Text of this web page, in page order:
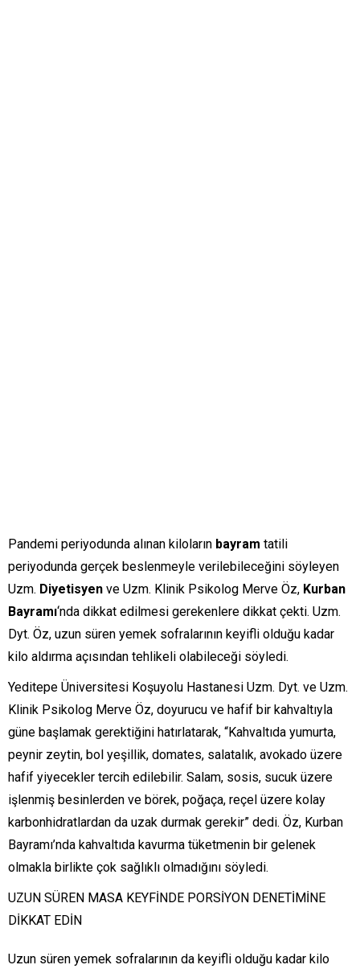
Pandemi periyodunda alınan kiloların bayram tatili
periyodunda gerçek beslenmeyle verilebileceğini söyleyen
Uzm. Diyetisyen ve Uzm. Klinik Psikolog Merve Öz, Kurban
Bayramı‘nda dikkat edilmesi gerekenlere dikkat çekti. Uzm.
Dyt. Öz, uzun süren yemek sofralarının keyifli olduğu kadar
kilo aldırma açısından tehlikeli olabileceği söyledi.
Yeditepe Üniversitesi Koşuyolu Hastanesi Uzm. Dyt. ve Uzm.
Klinik Psikolog Merve Öz, doyurucu ve hafif bir kahvaltıyla
güne başlamak gerektiğini hatırlatarak, “Kahvaltıda yumurta,
peynir zeytin, bol yeşillik, domates, salatalık, avokado üzere
hafif yiyecekler tercih edilebilir. Salam, sosis, sucuk üzere
işlenmiş besinlerden ve börek, poğaça, reçel üzere kolay
karbonhidratlardan da uzak durmak gerekir” dedi. Öz, Kurban
Bayramı’nda kahvaltıda kavurma tüketmenin bir gelenek
olmakla birlikte çok sağlıklı olmadığını söyledi.
UZUN SÜREN MASA KEYFİNDE PORSİYON DENETİMİNE
DİKKAT EDİN
Uzun süren yemek sofralarının da keyifli olduğu kadar kilo